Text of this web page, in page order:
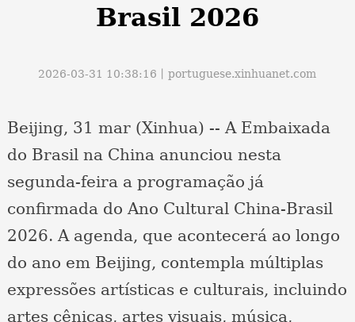
Brasil 2026
2026-03-31 10:38:16丨portuguese.xinhuanet.com
Beijing, 31 mar (Xinhua) -- A Embaixada
do Brasil na China anunciou nesta
segunda-feira a programação já
confirmada do Ano Cultural China-Brasil
2026. A agenda, que acontecerá ao longo
do ano em Beijing, contempla múltiplas
expressões artísticas e culturais, incluindo
artes cênicas, artes visuais, música,